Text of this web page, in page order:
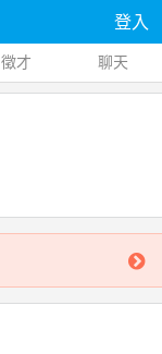
登入
徵才 聊天